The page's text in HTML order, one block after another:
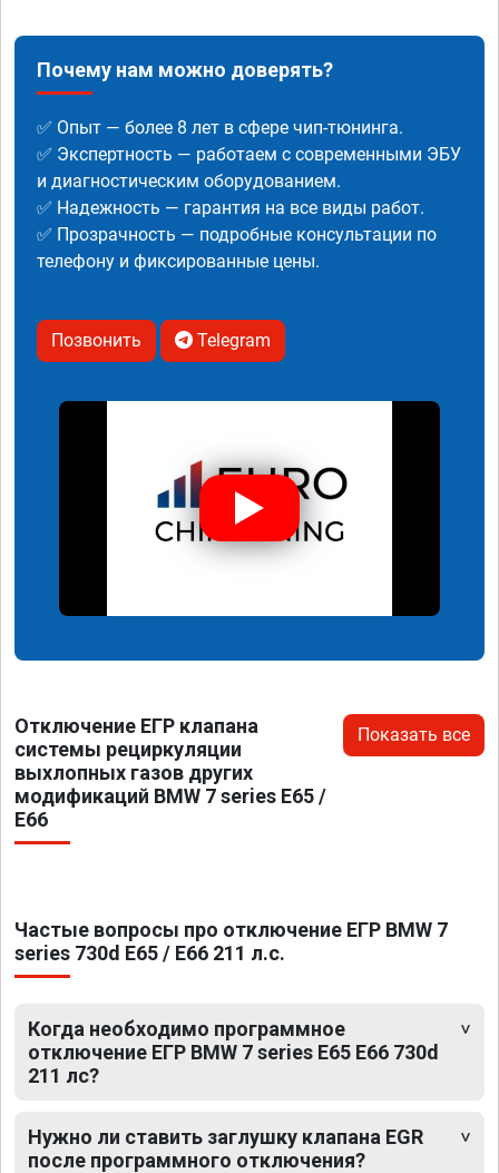
Почему нам можно доверять?
✅ Опыт — более 8 лет в сфере чип-тюнинга.
✅ Экспертность — работаем с современными ЭБУ
и диагностическим оборудованием.
✅ Надежность — гарантия на все виды работ.
✅ Прозрачность — подробные консультации по
телефону и фиксированные цены.
Позвонить Telegram
Отключение ЕГР клапана
системы рециркуляции
выхлопных газов других
модификаций BMW 7 series E65 /
E66
Показать все
Частые вопросы про отключение ЕГР BMW 7
series 730d E65 / E66 211 л.с.
Когда необходимо программное
отключение ЕГР BMW 7 series E65 E66 730d
211 лс?
Нужно ли ставить заглушку клапана EGR
после программного отключения?